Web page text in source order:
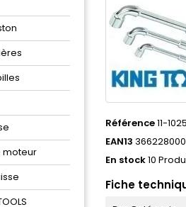
moteur
Référence11-
EAN13
En stock10
Fiche